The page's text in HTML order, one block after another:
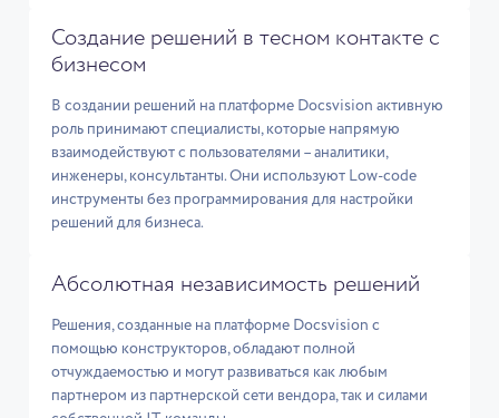
Создание решений в тесном контакте с
бизнесом
В создании решений на платформе Docsvision активную
роль принимают специалисты, которые напрямую
взаимодействуют с пользователями – аналитики,
инженеры, консультанты. Они используют Low-code
инструменты без программирования для настройки
решений для бизнеса.
Абсолютная независимость решений
Решения, созданные на платформе Docsvision с
помощью конструкторов, обладают полной
отчуждаемостью и могут развиваться как любым
партнером из партнерской сети вендора, так и силами